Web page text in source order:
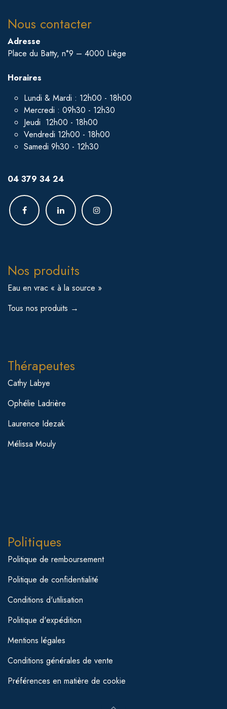
Nous contacter
Adresse
Place du Batty, n°9 – 4000 Liège
Horaires
Lundi & Mardi : 12h00 - 18h00
Mercredi : 09h30 - 12h30
Jeudi 12h00 - 18h00
Vendredi 12h00 - 18h00
Samedi 9h30 - 12h30
04 379 34 24
Nos produits
Eau en vrac « à la source »
Tous nos produits →
Thérapeutes
Cathy Labye
Ophélie Ladrière
Laurence Idezak
Mélissa Mouly
Politiques
Politique de remboursement
Politique de confidentialité
Conditions d'utilisation
Politique d'expédition
Mentions légales
Conditions générales de vente
Préférences en matière de cookie